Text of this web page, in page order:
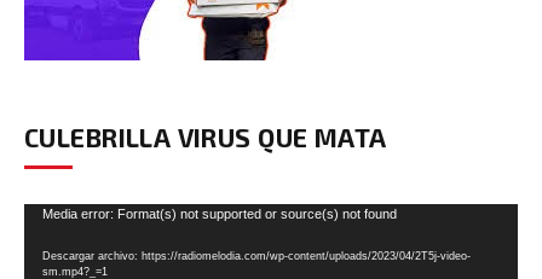
CULEBRILLA VIRUS QUE MATA
Reproductor
vídeo
Media error: Format(s) not supported or source(s) not found
Descargar archivo: https://radiomelodia.com/wp-content/uploads/2023/04/2T5j-video-
sm.mp4?_=1